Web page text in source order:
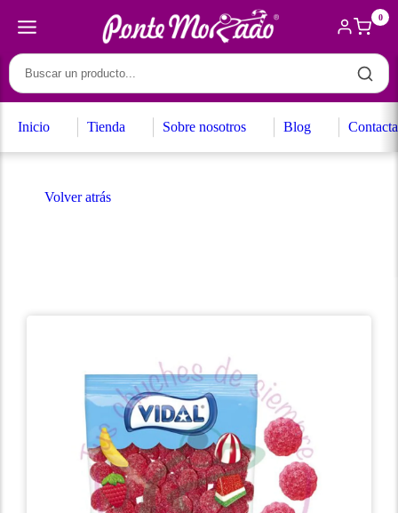
0
Inicio Tienda Sobre nosotros Blog
Volver atrás